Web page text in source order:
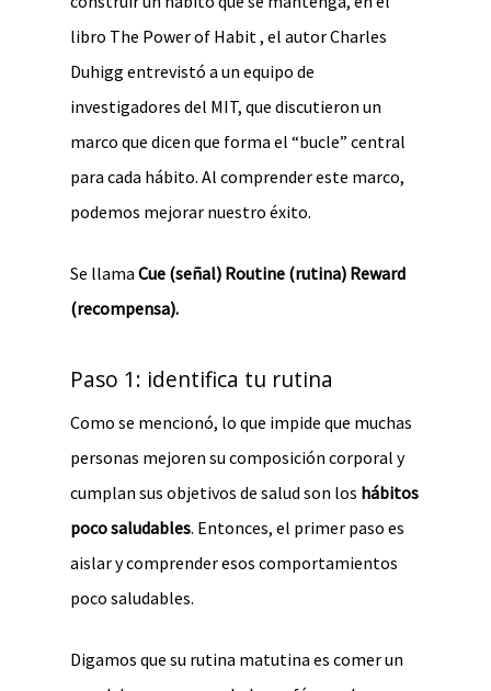
libro The Power of Habit , el autor Charles
Duhigg entrevistó a un equipo de
investigadores del MIT, que discutieron un
marco que dicen que forma el “bucle” central
para cada hábito. Al comprender este marco,
podemos mejorar nuestro éxito.
Se llama Cue (señal) Routine (rutina) Reward
(recompensa).
Paso 1: identifica tu rutina
Como se mencionó, lo que impide que muchas
personas mejoren su composición corporal y
cumplan sus objetivos de salud son los hábitos
poco saludables. Entonces, el primer paso es
aislar y comprender esos comportamientos
poco saludables.
Digamos que su rutina matutina es comer un